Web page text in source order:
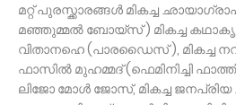
മറ്റ് പുരസ്ക്കാരങ്ങൾ മികച്ച
മഞ്ഞുമ്മൽ ബോയ്സ് ) മികച്ച
വിതാനഹെ (പാരഡൈസ് ), മികച്ച
ഫാസിൽ മുഹമ്മദ് (ഫെമിനിച്ചി
ലിജോ മോൾ ജോസ്, മികച്ച ജനപ്രിയ